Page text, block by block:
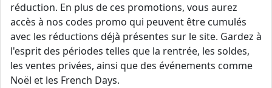
réduction. En plus de ces promotions, vous aurez
accès à nos codes promo qui peuvent être cumulés
avec les réductions déjà présentes sur le site. Gardez à
l'esprit des périodes telles que la rentrée, les soldes,
les ventes privées, ainsi que des événements comme
Noël et les French Days.